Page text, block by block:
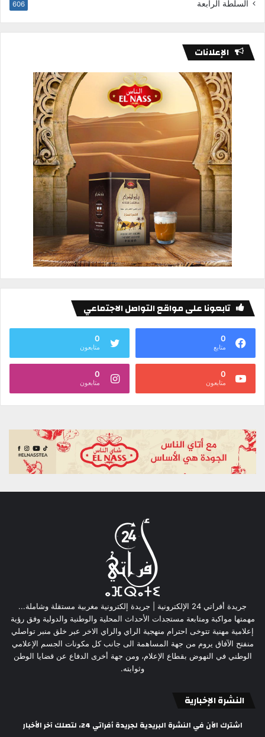
السلطة الرابعة 606
الإعلانات
تابعونا على مواقع التواصل الاجتماعي
0
متابع
0
متابعون
0
متابعون
0
متابعون
جريدة أفراتي 24 الإلكترونية | جريدة إلكترونية مغربية مستقلة وشاملة...
مهمتها مواكبة ومتابعة مستجدات الأحداث المحلية والوطنية والدولية وفق رؤية
إعلامية مهنية تتوخى احترام منهجية الراي والراي الاخر عبر خلق منبر تواصلي
منفتح الآفاق يروم من جهة المساهمة الى جانب كل مكونات الجسم الإعلامي
الوطني في النهوض بقطاع الإعلام، ومن جهة أخرى الدفاع عن قضايا الوطن
وثوابته.
النشرة الإخبارية
اشترك الآن في النشرة البريدية لجريدة أفراتي 24، لتصلك آخر الأخبار